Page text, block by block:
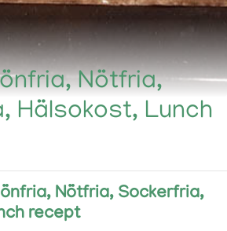
Nötfria,
Hälsokost, Lunch
Nötfria, Sockerfria,
recept